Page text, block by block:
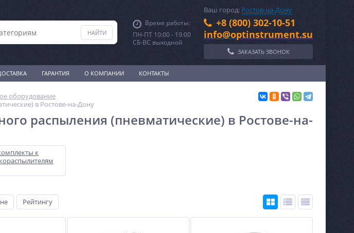
Время работы:
ПН-ПТ 10:00 - 19:00
СБ-ВС выходной
Ваш город: Ростов-на-Дону
+8 (800) 302-10-51
info@optinstrument.su
ЗАКАЗАТЬ ЗВОНОК
ГАРАНТИЯ О КОМПАНИИ КОНТАКТЫ
оборудование
в Ростове-на-Дону
распыления (пневматические) в Ростове-на-
к
Рейтингу